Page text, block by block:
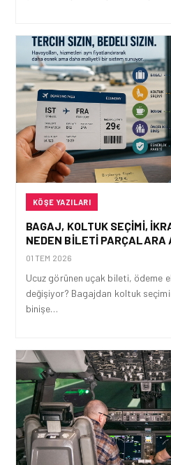
KÖŞE YAZILARI
BAGAJ, KOLTUK SEÇIMI,
NEDEN BILETI PARÇALARA
01 TEM 2026
Ucuz görünen uçak bileti, ödeme
değişiyor? Bagajdan koltuk
binişe…